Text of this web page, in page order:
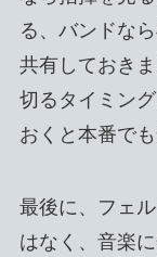
る、バンドな
共有しておき
切るタイミン
おくと本番でも
最後に、フェ
はなく、音楽